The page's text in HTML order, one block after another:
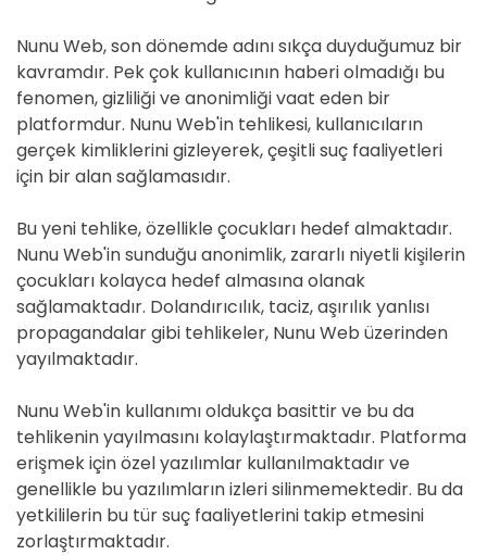
Nunu Web, son dönemde adını sıkça duyduğumuz bir
kavramdır. Pek çok kullanıcının haberi olmadığı bu
fenomen, gizliliği ve anonimliği vaat eden bir
platformdur. Nunu Web'in tehlikesi, kullanıcıların
gerçek kimliklerini gizleyerek, çeşitli suç faaliyetleri
için bir alan sağlamasıdır.
Bu yeni tehlike, özellikle çocukları hedef almaktadır.
Nunu Web'in sunduğu anonimlik, zararlı niyetli kişilerin
çocukları kolayca hedef almasına olanak
sağlamaktadır. Dolandırıcılık, taciz, aşırılık yanlısı
propagandalar gibi tehlikeler, Nunu Web üzerinden
yayılmaktadır.
Nunu Web'in kullanımı oldukça basittir ve bu da
tehlikenin yayılmasını kolaylaştırmaktadır. Platforma
erişmek için özel yazılımlar kullanılmaktadır ve
genellikle bu yazılımların izleri silinmemektedir. Bu da
yetkililerin bu tür suç faaliyetlerini takip etmesini
zorlaştırmaktadır.